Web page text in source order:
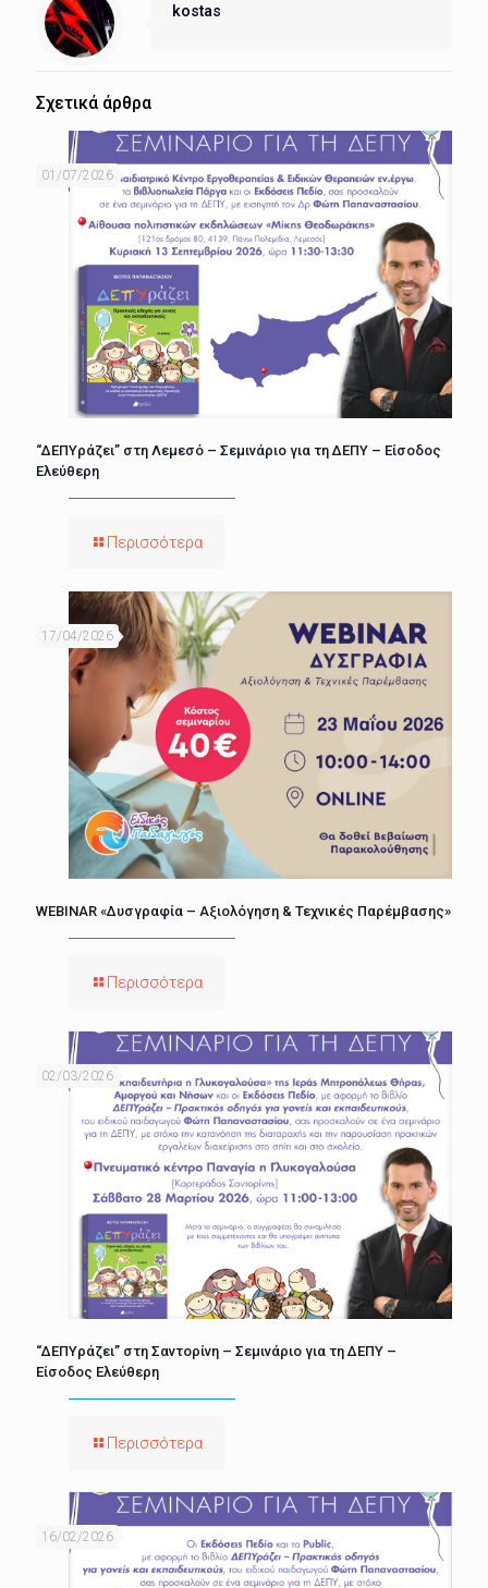
kostas
Σχετικά άρθρα
01/07/2026
“ΔΕΠΥράζει” στη Λεμεσό – Σεμινάριο για τη ΔΕΠΥ – Είσοδος
Ελεύθερη
Περισσότερα
17/04/2026
WEBINAR «Δυσγραφία – Αξιολόγηση & Τεχνικές Παρέμβασης»
Περισσότερα
02/03/2026
“ΔΕΠΥράζει” στη Σαντορίνη – Σεμινάριο για τη ΔΕΠΥ –
Είσοδος Ελεύθερη
Περισσότερα
16/02/2026